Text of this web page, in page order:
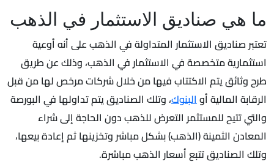
ما هي صناديق الاستثمار في الذهب
تعتبر صناديق الاستثمار المتداولة في الذهب على أنه أوعية
استثمارية متخصصة في الاستثمار في الذهب، وذلك عن طريق
طرح وثائق يتم الاكتتاب فيها من خلال شركات مرخص لها من قبل
الرقابة المالية أوالبنوك، وتلك الصناديق يتم تداولها في البورصة
والتي تتيح للمستثمر التعرض للذهب دون الحاجة إلى شراء
المعادن الثمينة (الذهب) بشكل مباشر وتخزينها ثم إعادة بيعها،
وتلك الصناديق تتبع أسعار الذهب مباشرة.